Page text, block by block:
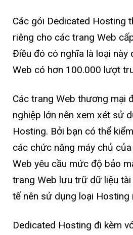
Các gói Dedicated Hosting
riêng cho các trang Web
Điều đó có nghĩa là loại này
Web có hơn 100.000 lượt
Các trang Web thương mại
nghiệp lớn nên xem xét sử
Hosting. Bởi bạn có thể
các chức năng máy chủ
Web yêu cầu mức độ bảo
trang Web lưu trữ dữ liệu
tế nên sử dụng loại Hosting
Dedicated Hosting đi kèm